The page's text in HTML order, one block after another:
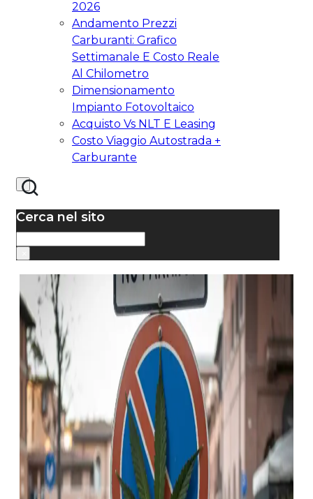
2026
Andamento Prezzi
Carburanti: Grafico
Settimanale E Costo Reale
Al Chilometro
Dimensionamento
Impianto Fotovoltaico
Acquisto Vs NLT E Leasing
Costo Viaggio Autostrada +
Carburante
Cerca nel sito